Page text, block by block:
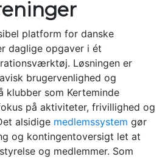
platform for danske
daglige opgaver i ét
Løsningen er
brugervenlighed og
klubber som Kerteminde
på aktiviteter, frivillighed og
alsidige medlemssystem gør
og kontingentoversigt let at
og medlemmer. Som